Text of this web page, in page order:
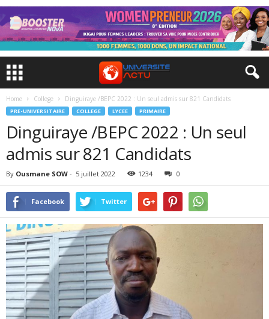
Home College Dinguiraye /BEPC 2022 : Un seul admis sur 821 Candidats
PRE-UNIVERSITAIRE COLLEGE LYCEE PRIMAIRE
Dinguiraye /BEPC 2022 : Un seul
admis sur 821 Candidats
By Ousmane SOW - 5 juillet 2022 1234 0
Facebook Twitter